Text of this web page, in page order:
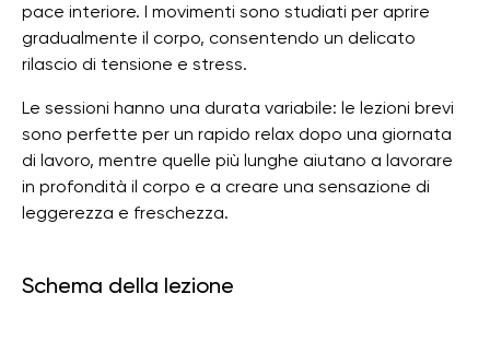
pace interiore. I movimenti sono studiati per aprire
gradualmente il corpo, consentendo un delicato
rilascio di tensione e stress.
Le sessioni hanno una durata variabile: le lezioni brevi
sono perfette per un rapido relax dopo una giornata
di lavoro, mentre quelle più lunghe aiutano a lavorare
in profondità il corpo e a creare una sensazione di
leggerezza e freschezza.
Schema della lezione